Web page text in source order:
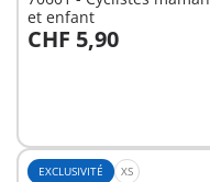
et enfant
CHF 5,90
Au panier
EXCLUSIVITÉ XS